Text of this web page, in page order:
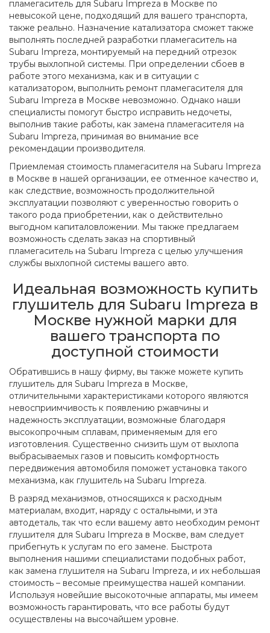
пламегаситель для Subaru Impreza в Москве по
невысокой цене, подходящий для вашего транспорта,
также реально. Назначение катализатора сможет также
выполнять последней разработки пламегаситель на
Subaru Impreza, монтируемый на передний отрезок
трубы выхлопной системы. При определении сбоев в
работе этого механизма, как и в ситуации с
катализатором, выполнить ремонт пламегасителя для
Subaru Impreza в Москве невозможно. Однако наши
специалисты помогут быстро исправить недочеты,
выполнив такие работы, как замена пламегасителя на
Subaru Impreza, принимая во внимание все
рекомендации производителя.
Приемлемая стоимость пламегасителя на Subaru Impreza
в Москве в нашей организации, ее отменное качество и,
как следствие, возможность продолжительной
эксплуатации позволяют с уверенностью говорить о
такого рода приобретении, как о действительно
выгодном капиталовложении. Мы также предлагаем
возможность сделать заказ на спортивный
пламегаситель на Subaru Impreza с целью улучшения
службы выхлопной системы вашего авто.
Идеальная возможность купить
глушитель для Subaru Impreza в
Москве нужной марки для
вашего транспорта по
доступной стоимости
Обратившись в нашу фирму, вы также можете купить
глушитель для Subaru Impreza в Москве,
отличительными характеристиками которого являются
невосприимчивость к появлению ржавчины и
надежность эксплуатации, возможные благодаря
высокопрочным сплавам, применяемым для его
изготовления. Существенно снизить шум от выхлопа
выбрасываемых газов и повысить комфортность
передвижения автомобиля поможет установка такого
механизма, как глушитель на Subaru Impreza.
В разряд механизмов, относящихся к расходным
материалам, входит, наряду с остальными, и эта
автодеталь, так что если вашему авто необходим ремонт
глушителя для Subaru Impreza в Москве, вам следует
прибегнуть к услугам по его замене. Быстрота
выполнения нашими специалистами подобных работ,
как замена глушителя на Subaru Impreza, и их небольшая
стоимость – весомые преимущества нашей компании.
Используя новейшие высокоточные аппараты, мы имеем
возможность гарантировать, что все работы будут
осуществлены на высочайшем уровне.